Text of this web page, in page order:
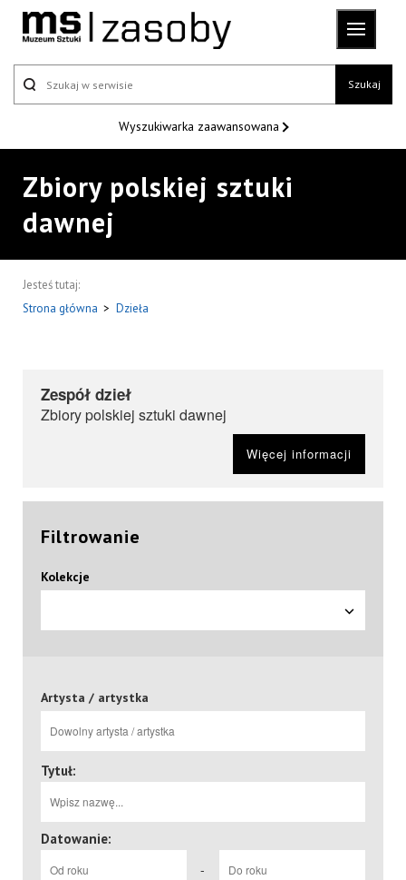
Szukaj
Wyszukiwarka zaawansowana
Zbiory polskiej sztuki
dawnej
Jesteś tutaj:
Strona główna > Dzieła
Zespół dzieł
Zbiory polskiej sztuki dawnej
Więcej informacji
Filtrowanie
Kolekcje
Artysta / artystka
Tytuł:
Datowanie:
-